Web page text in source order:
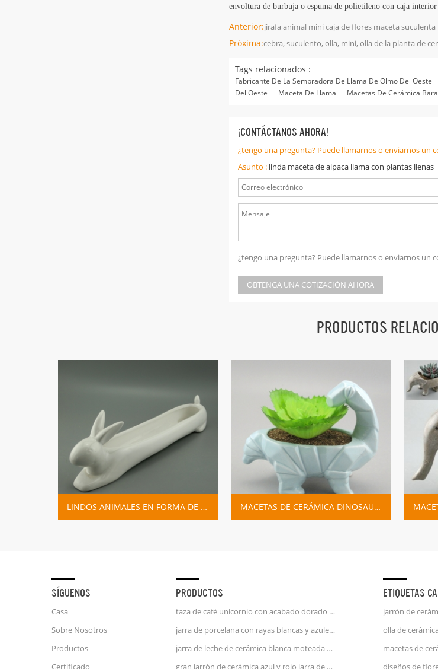
envoltura de burbuja o espuma de polietileno con caja
Anterior:jirafa animal mini caja de flores maceta suculenta
Próxima:cebra, suculento, olla, mini, olla de la planta de
Tags relacionados :
Fabricante De La Sembradora De Llama De Olmo Del Oeste
Del Oeste
Maceta De Llama Macetas De Cerámica
¡CONTÁCTANOS AHORA!
¿tengo una pregunta? Puede llamarnos o enviarnos
Asunto : linda maceta de alpaca llama con plantas llenas
¿tengo una pregunta? Puede llamarnos o enviarnos
OBTENGA UNA COTIZACIÓN AHORA
PRODUCTOS
LINDOS ANIMALES EN FORMA DE DIBUJOS ANIMADOS DECORACIÓN DEL HOGAR JARDINERA MACETAS MACETAS DE CERÁMICA DINOSAURIO DE DIBUJOS ANIMADOS
SÍGUENOS
Casa
Sobre Nosotros
Productos
Certificado
PRODUCTOS
taza de café unicornio con acabado dorado en relieve de mango de oro de 25 oz
jarra de porcelana con rayas blancas y azules jarra de agua
jarra de leche de cerámica blanca moteada azul y rosa
gran jarrón de cerámica azul y rojo jarra de agua
ETIQUETAS
jarrón de
olla de
macetas de
diseños de